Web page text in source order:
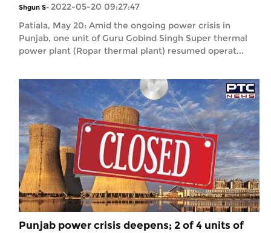
Shgun S- 2022-05-20 09:27:47
Patiala, May 20: Amid the ongoing power crisis in
Punjab, one unit of Guru Gobind Singh Super thermal
power plant (Ropar thermal plant) resumed operat...
Punjab power crisis deepens; 2 of 4 units of